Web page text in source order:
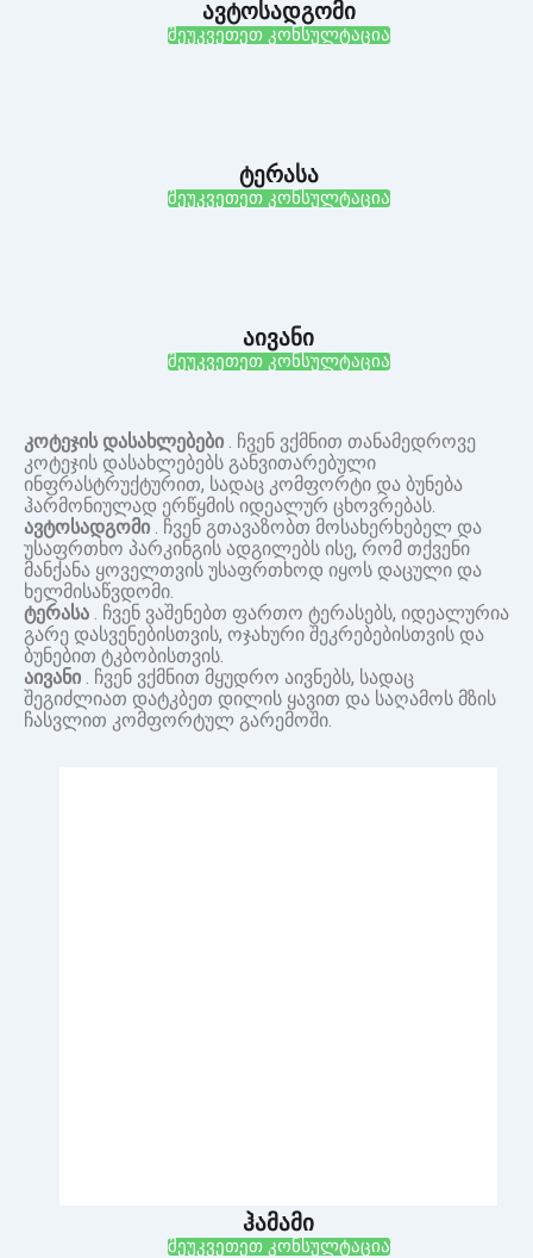
ავტოსადგომი
შეუკვეთეთ კონსულტაცია
ტერასა
შეუკვეთეთ კონსულტაცია
აივანი
შეუკვეთეთ კონსულტაცია
კოტეჯის დასახლებები . ჩვენ ვქმნით თანამედროვე
კოტეჯის დასახლებებს განვითარებული
ინფრასტრუქტურით, სადაც კომფორტი და ბუნება
ჰარმონიულად ერწყმის იდეალურ ცხოვრებას.
ავტოსადგომი . ჩვენ გთავაზობთ მოსახერხებელ და
უსაფრთხო პარკინგის ადგილებს ისე, რომ თქვენი
მანქანა ყოველთვის უსაფრთხოდ იყოს დაცული და
ხელმისაწვდომი.
ტერასა . ჩვენ ვაშენებთ ფართო ტერასებს, იდეალურია
გარე დასვენებისთვის, ოჯახური შეკრებებისთვის და
ბუნებით ტკბობისთვის.
აივანი . ჩვენ ვქმნით მყუდრო აივნებს, სადაც
შეგიძლიათ დატკბეთ დილის ყავით და საღამოს მზის
ჩასვლით კომფორტულ გარემოში.
ჰამამი
შეუკვეთეთ კონსულტაცია